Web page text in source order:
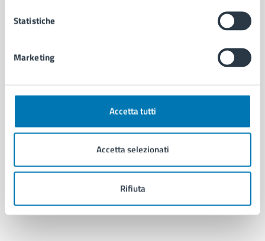
Statistiche
Marketing
Accetta tutti
Accetta selezionati
Rifiuta
Aree amministrative
Uffici
Politici
Intranet, posta aziendale e protocollo